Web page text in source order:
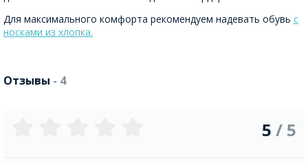
Для максимального комфорта рекомендуем надевать обувь с
носками из хлопка.
Отзывы - 4
5 / 5